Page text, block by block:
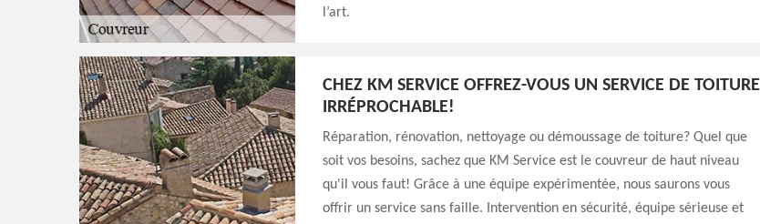
l’art.
CHEZ KM SERVICE OFFREZ-VOUS UN SERVICE DE TOITURE
IRRÉPROCHABLE!
Réparation, rénovation, nettoyage ou démoussage de toiture? Quel que
soit vos besoins, sachez que KM Service est le couvreur de haut niveau
qu'il vous faut! Grâce à une équipe expérimentée, nous saurons vous
offrir un service sans faille. Intervention en sécurité, équipe sérieuse et